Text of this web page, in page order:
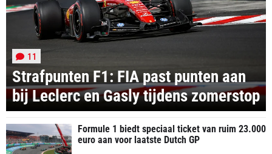
Strafpunten F1: FIA past punten aan
bij Leclerc en Gasly tijdens zomerstop
11
Formule 1 biedt speciaal ticket van ruim 23.000
euro aan voor laatste Dutch GP